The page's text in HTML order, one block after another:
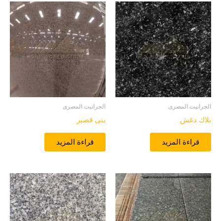
الجرانيت المصرى
بلاك دغش
قراءة المزيد
الجرانيت المصرى
بنى قصير
قراءة المزيد